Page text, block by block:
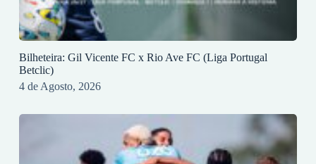
Bilheteira: Gil Vicente FC x Rio Ave FC (Liga Portugal
Betclic)
4 de Agosto, 2026